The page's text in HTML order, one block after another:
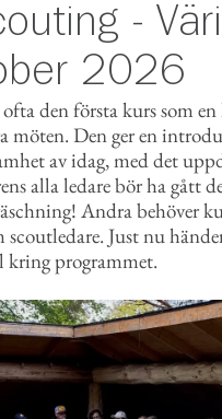
-
2026
den första kurs som en
möten. Den ger en
av idag, med det
alla ledare bör ha gått
Andra behöver
Just nu
kring programmet.